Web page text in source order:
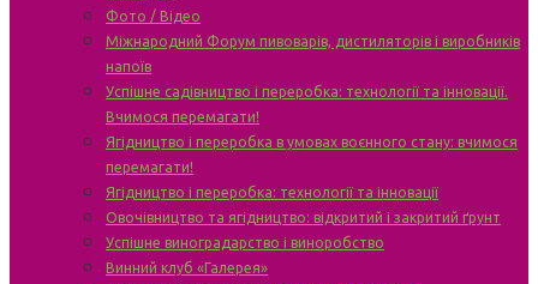
Фото / Відео
Міжнародний Форум пивоварів, дистиляторів і виробників
напоїв
Успішне садівництво і переробка: технології та інновації.
Вчимося перемагати!
Ягідництво і переробка в умовах воєнного стану: вчимося
перемагати!
Ягідництво і переробка: технології та інновації
Овочівництво та ягідництво: відкритий і закритий ґрунт
Успішне виноградарство і виноробство
Винний клуб «Галерея»